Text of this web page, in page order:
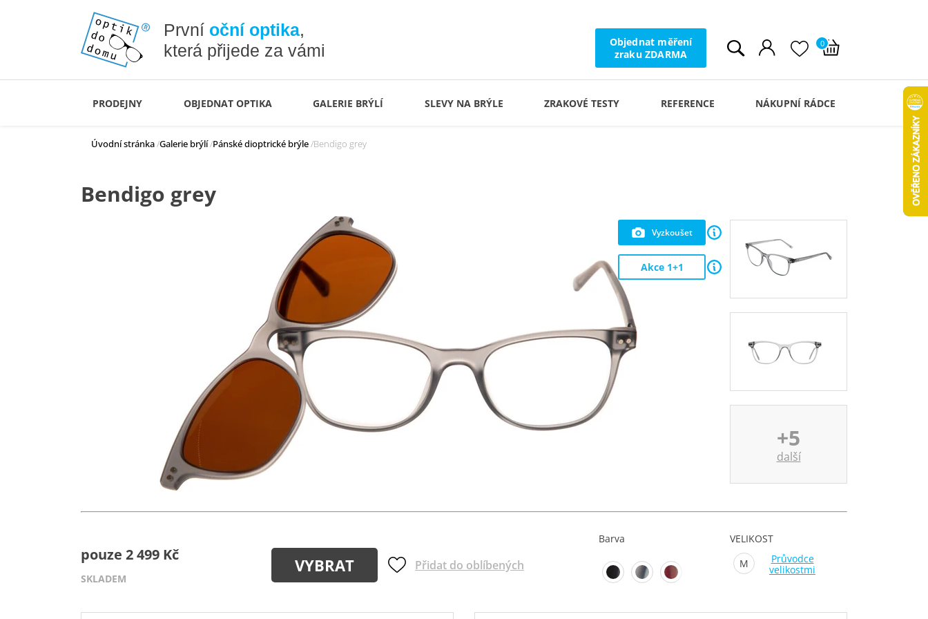
0
Objednat měření
zraku ZDARMA
První oční optika,
která přijede za vámi
PRODEJNY OBJEDNAT OPTIKA GALERIE BRÝLÍ SLEVY NA BRÝLE ZRAKOVÉ TESTY REFERENCE NÁKUPNÍ RÁDCE
Úvodní stránka Galerie brýlí Pánské dioptrické brýle Bendigo grey
Bendigo grey
Vyzkoušet
Akce 1+1
+5
další
Barva
VYBRAT Přidat do oblíbených
pouze 2 499 Kč
SKLADEM
VELIKOST
M
Průvodce
velikostmi